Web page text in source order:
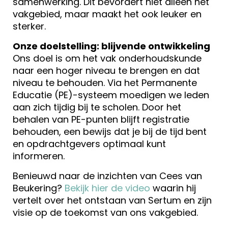
vakgebied, maar maakt het ook leuker en
sterker.
Onze doelstelling: blijvende ontwikkeling
Ons doel is om het vak onderhoudskunde
naar een hoger niveau te brengen en dat
niveau te behouden. Via het Permanente
Educatie (PE)-systeem moedigen we leden
aan zich tijdig bij te scholen. Door het
behalen van PE-punten blijft registratie
behouden, een bewijs dat je bij de tijd bent
en opdrachtgevers optimaal kunt
informeren.
Benieuwd naar de inzichten van Cees van
Beukering? Bekijk hier de video waarin hij
vertelt over het ontstaan van Sertum en zijn
visie op de toekomst van ons vakgebied.